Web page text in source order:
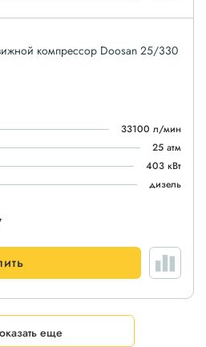
компрессор Doosan 25/330
33100 л/мин
25 атм
403 кВт
дизель
еще